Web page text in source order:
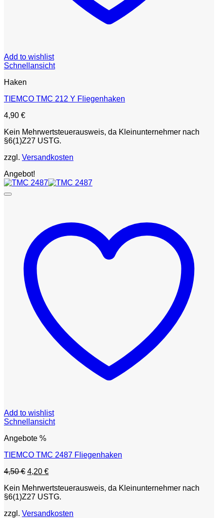
Add to wishlist
Schnellansicht
Haken
TIEMCO TMC 212 Y Fliegenhaken
4,90 €
Kein Mehrwertsteuerausweis, da Kleinunternehmer nach
§6(1)Z27 USTG.
zzgl. Versandkosten
Angebot!
Add to wishlist
Schnellansicht
Angebote %
TIEMCO TMC 2487 Fliegenhaken
4,50€ Ursprünglicher
war:
4,50 €
4,20 €Aktueller
ist:
4,20 €.
Kein Mehrwertsteuerausweis, da Kleinunternehmer nach
§6(1)Z27 USTG.
zzgl. Versandkosten